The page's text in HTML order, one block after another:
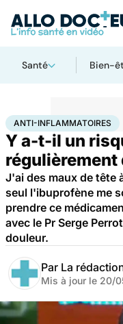
Santé Bien-
AccueilSantéAnti-
ANTI-INFLAMMATOIRES
Y a-t-il un
J'ai des maux de tête
seul l'ibuprofène me
prendre ce
avec le Pr Serge
douleur.
Par La
Mis à jour le 20/